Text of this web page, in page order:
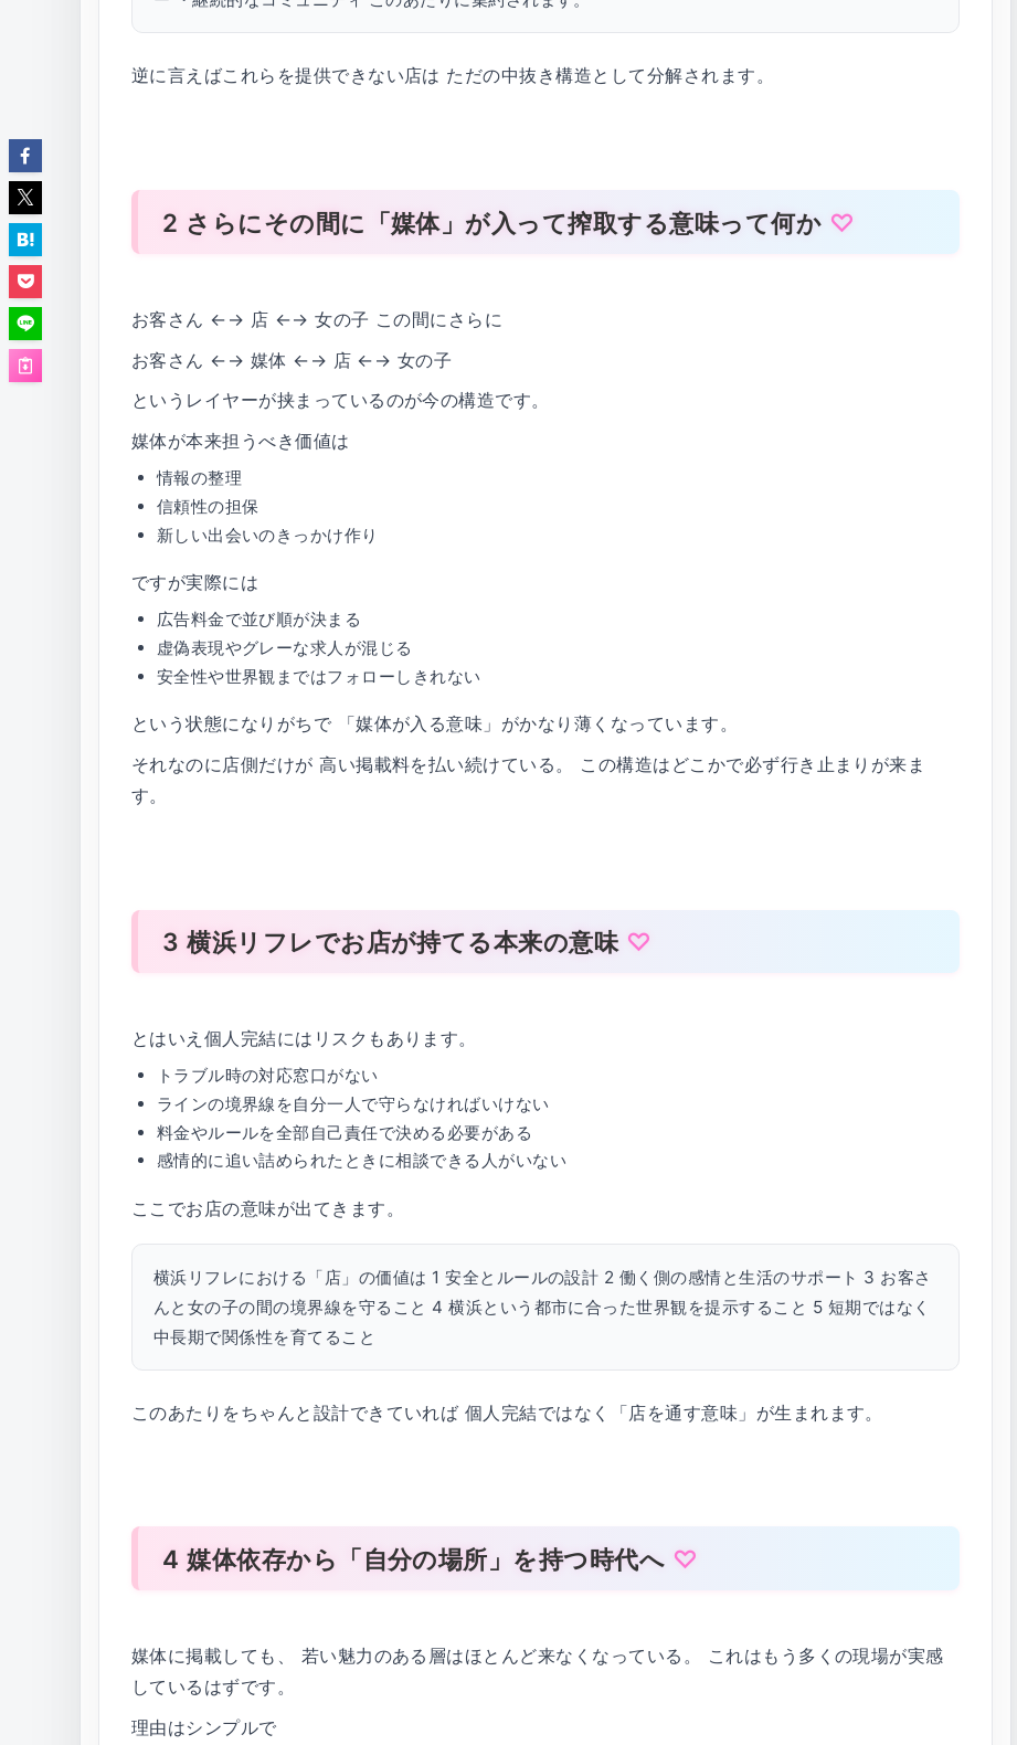
逆に言えばこれらを提供できない店は ただの中抜き構造として分解されます。
2 さらにその間に「媒体」が入って搾取する意味って何か
お客さん ←→ 店 ←→ 女の子 この間にさらに
お客さん ←→ 媒体 ←→ 店 ←→ 女の子
というレイヤーが挟まっているのが今の構造です。
媒体が本来担うべき価値は
情報の整理
信頼性の担保
新しい出会いのきっかけ作り
ですが実際には
広告料金で並び順が決まる
虚偽表現やグレーな求人が混じる
安全性や世界観まではフォローしきれない
という状態になりがちで 「媒体が入る意味」がかなり薄くなっています。
それなのに店側だけが 高い掲載料を払い続けている。 この構造はどこかで必ず行き止まりが来ま
す。
3 横浜リフレでお店が持てる本来の意味
とはいえ個人完結にはリスクもあります。
トラブル時の対応窓口がない
ラインの境界線を自分一人で守らなければいけない
料金やルールを全部自己責任で決める必要がある
感情的に追い詰められたときに相談できる人がいない
ここでお店の意味が出てきます。
横浜リフレにおける「店」の価値は 1 安全とルールの設計 2 働く側の感情と生活のサポート 3 お客さ
んと女の子の間の境界線を守ること 4 横浜という都市に合った世界観を提示すること 5 短期ではなく
中長期で関係性を育てること
このあたりをちゃんと設計できていれば 個人完結ではなく「店を通す意味」が生まれます。
4 媒体依存から「自分の場所」を持つ時代へ
媒体に掲載しても、 若い魅力のある層はほとんど来なくなっている。 これはもう多くの現場が実感
しているはずです。
理由はシンプルで